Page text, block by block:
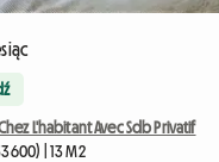
L'habitant Avec Sdb Privatif
| 13 M2